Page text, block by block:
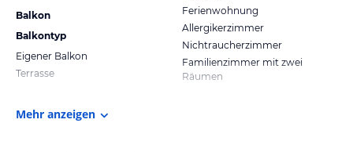
Balkon
Balkontyp
Eigener Balkon
Terrasse
Ferienwohnung
Allergikerzimmer
Nichtraucherzimmer
Familienzimmer mit zwei
Räumen
Mehr anzeigen